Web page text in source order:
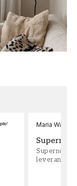
HÖJD (cm)
Maria
leveran,